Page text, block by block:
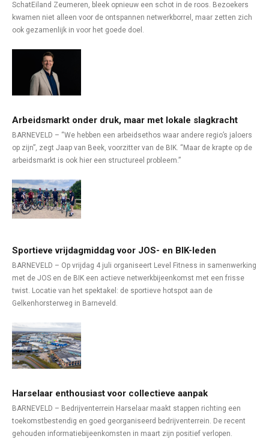
SchatEiland Zeumeren, bleek opnieuw een schot in de roos. Bezoekers
kwamen niet alleen voor de ontspannen netwerkborrel, maar zetten zich
ook gezamenlijk in voor het goede doel.
Arbeidsmarkt onder druk, maar met lokale slagkracht
BARNEVELD – “We hebben een arbeidsethos waar andere regio’s jaloers
op zijn”, zegt Jaap van Beek, voorzitter van de BIK. “Maar de krapte op de
arbeidsmarkt is ook hier een structureel probleem.”
Sportieve vrijdagmiddag voor JOS- en BIK-leden
BARNEVELD – Op vrijdag 4 juli organiseert Level Fitness in samenwerking
met de JOS en de BIK een actieve netwerkbijeenkomst met een frisse
twist. Locatie van het spektakel: de sportieve hotspot aan de
Gelkenhorsterweg in Barneveld.
Harselaar enthousiast voor collectieve aanpak
BARNEVELD – Bedrijventerrein Harselaar maakt stappen richting een
toekomstbestendig en goed georganiseerd bedrijventerrein. De recent
gehouden informatiebijeenkomsten in maart zijn positief verlopen.